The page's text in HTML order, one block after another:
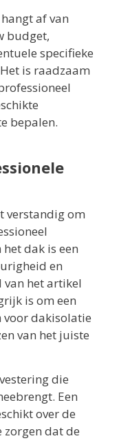
af van
budget,
specifieke
is raadzaam
bepalen.
verstandig om
dak is een
en
van het artikel
is om een
voor dakisolatie
van het juiste
die
Een
over de
zorgen dat de